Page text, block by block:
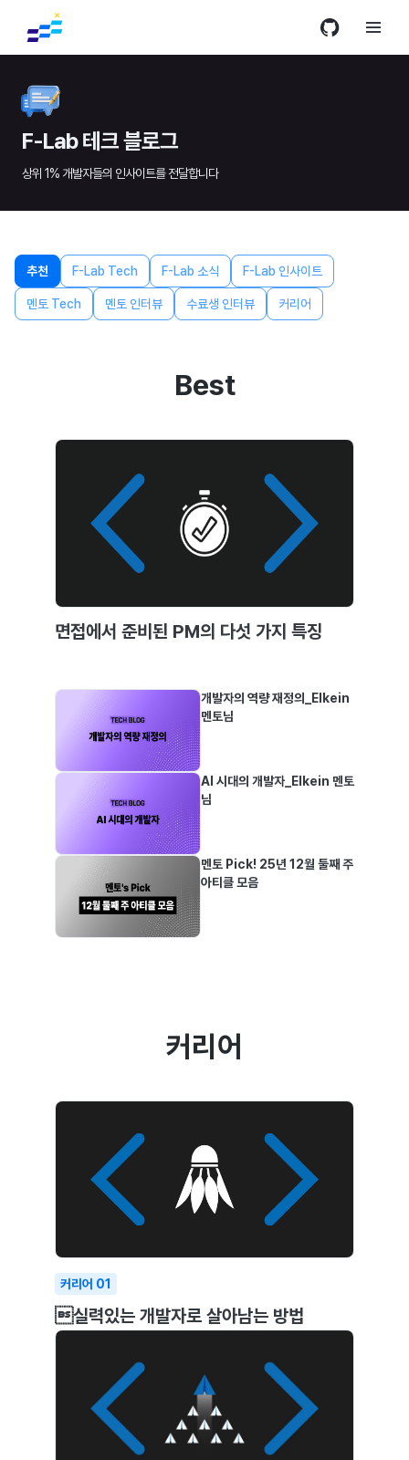
F-Lab 테크 블로그
상위 1% 개발자들의 인사이트를 전달합니다
추천 F-Lab Tech F-Lab 소식 F-Lab 인사이트
멘토 Tech 멘토 인터뷰 수료생 인터뷰 커리어
Best
면접에서 준비된 PM의 다섯 가지 특징
개발자의 역량 재정의_Elkein
멘토님
AI 시대의 개발자_Elkein 멘토
님
멘토 Pick! 25년 12월 둘째 주
아티클 모음
커리어
커리어 01
실력있는 개발자로 살아남는 방법